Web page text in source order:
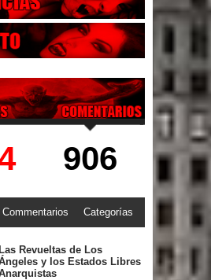
906
Commentarios Categorías
Las Revueltas de Los
y los Estados Libres